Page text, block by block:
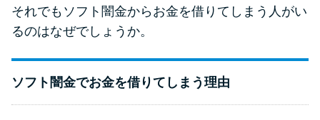
アコムはブラックでも審査に通
方法
アコムとレイクどっちがいい
それでもソフト闇金からお金を借りてしまう人がい
るのはなぜでしょうか。
ソフト闇金でお金を借りてしまう理由